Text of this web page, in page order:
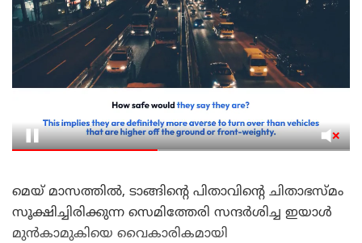
മെയ് മാസത്തിൽ, ടാങ്ങിന്റെ പിതാവിന്റെ ചിതാഭസ്മം
സൂക്ഷിച്ചിരിക്കുന്ന സെമിത്തേരി സന്ദർശിച്ച ഇയാൾ
മുൻകാമുകിയെ വൈകാരികമായി